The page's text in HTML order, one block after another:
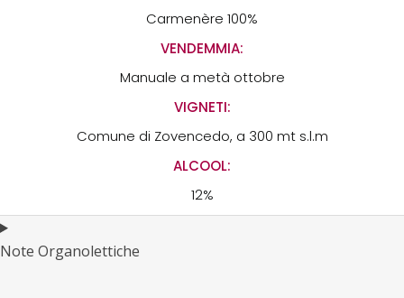
Carmenère 100%
VENDEMMIA:
Manuale a metà ottobre
VIGNETI:
Comune di Zovencedo, a 300 mt s.l.m
ALCOOL:
12%
Note Organolettiche